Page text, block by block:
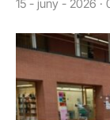
15 - juny - 2026 ·